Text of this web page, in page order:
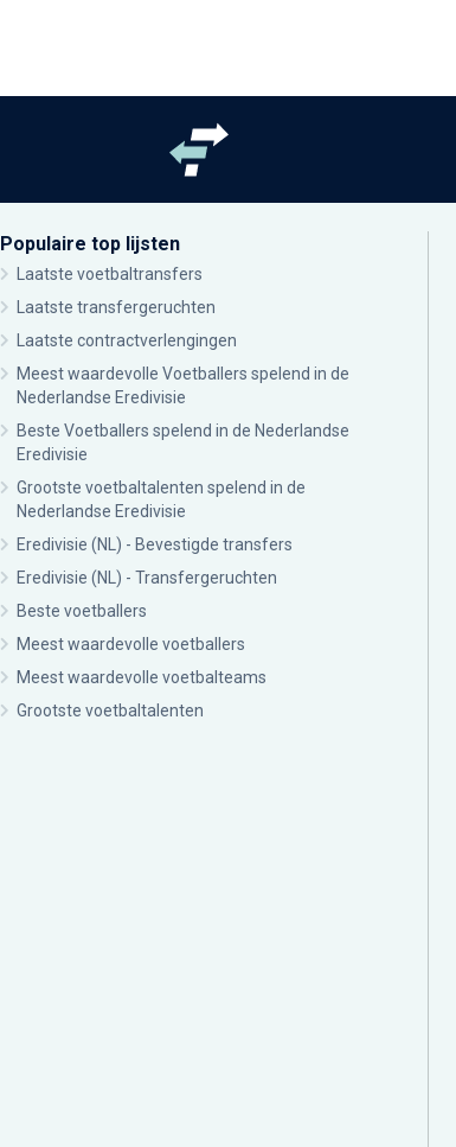
Populaire top lijsten
Laatste voetbaltransfers
Laatste transfergeruchten
Laatste contractverlengingen
Meest waardevolle Voetballers spelend in de
Nederlandse Eredivisie
Beste Voetballers spelend in de Nederlandse
Eredivisie
Grootste voetbaltalenten spelend in de
Nederlandse Eredivisie
Eredivisie (NL) - Bevestigde transfers
Eredivisie (NL) - Transfergeruchten
Beste voetballers
Meest waardevolle voetballers
Meest waardevolle voetbalteams
Grootste voetbaltalenten